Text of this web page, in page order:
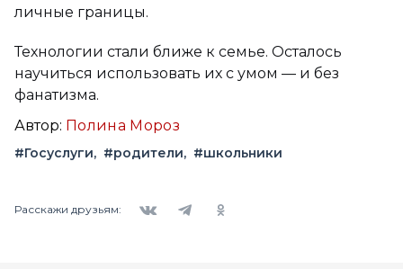
личные границы.
Технологии стали ближе к семье. Осталось
научиться использовать их с умом — и без
фанатизма.
Автор: Полина Мороз
#Госуслуги #родители #школьники
Расскажи друзьям: